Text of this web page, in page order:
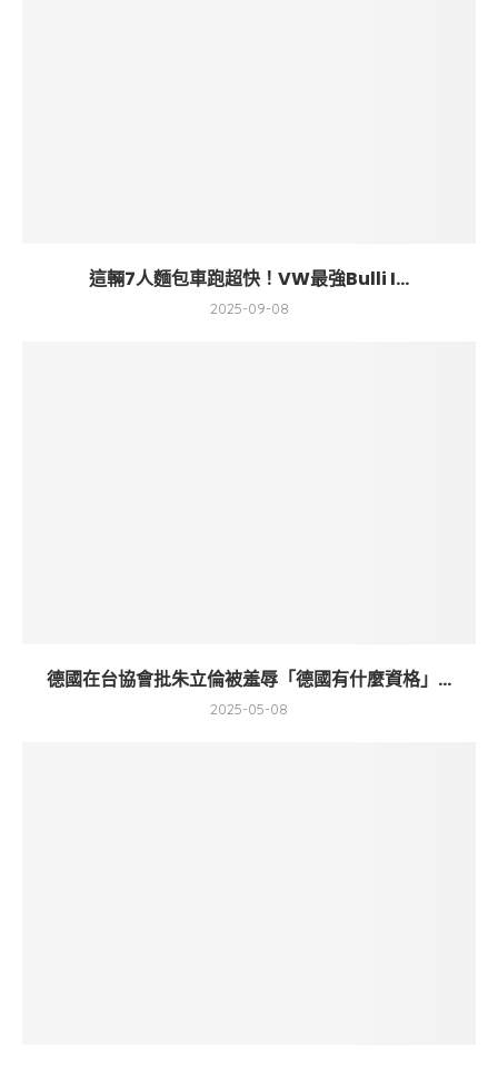
這輛7人麵包車跑超快！VW最強Bulli I...
2025-09-08
德國在台協會批朱立倫被羞辱「德國有什麼資格」...
2025-05-08